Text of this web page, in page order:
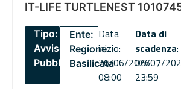
IT-LIFE TURTLENEST
Tipo:
Avviso
Pubblico
Ente:
Regione
Basilicata
Data
inizio:
26/06/2026
08:00
Data di
scadenza:
06/07/
23:59